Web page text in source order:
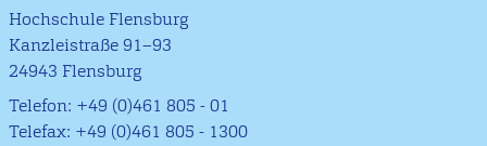
Hochschule Flensburg
Kanzleistraße 91–93
24943 Flensburg
Telefon: +49 (0)461 805 - 01
Telefax: +49 (0)461 805 - 1300